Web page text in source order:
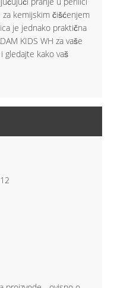
kemijskim čišćenjem
je jednako praktična
KIDS WH za vaše
gledajte kako vaš